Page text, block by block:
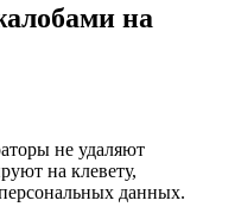
на
не удаляют
на клевету,
данных.